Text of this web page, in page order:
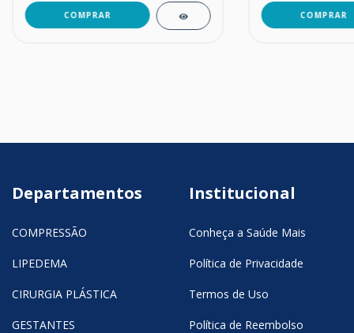
COMPRAR COMPRAR
Departamentos
COMPRESSÃO
LIPEDEMA
CIRURGIA PLÁSTICA
GESTANTES
Institucional
Conheça a Saúde Mais
Política de Privacidade
Termos de Uso
Política de Reembolso